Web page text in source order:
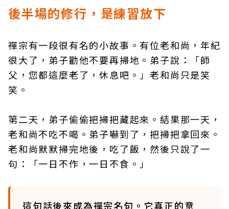
後半場的修行，是練習放下
禪宗有一段很有名的小故事。有位老和尚，年紀
很大了，弟子勸他不要再掃地。弟子說：「師
父，您都這麼老了，休息吧。」老和尚只是笑
笑。
第二天，弟子偷偷把掃把藏起來。結果那一天，
老和尚不吃不喝。弟子嚇到了，把掃把拿回來。
老和尚默默掃完地後，吃了飯，然後只說了一
句：「一日不作，一日不食。」
這句話後來成為禪宗名句。它真正的意